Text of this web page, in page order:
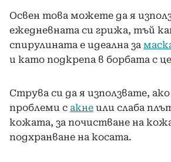
Освен това можете да я
ежедневната си грижа, тъй
спирулината е идеална за
и като подкрепа в борбата с
Струва си да я използвате,
проблеми с акне или слаба
кожата, за почистване на
подхранване на косата.